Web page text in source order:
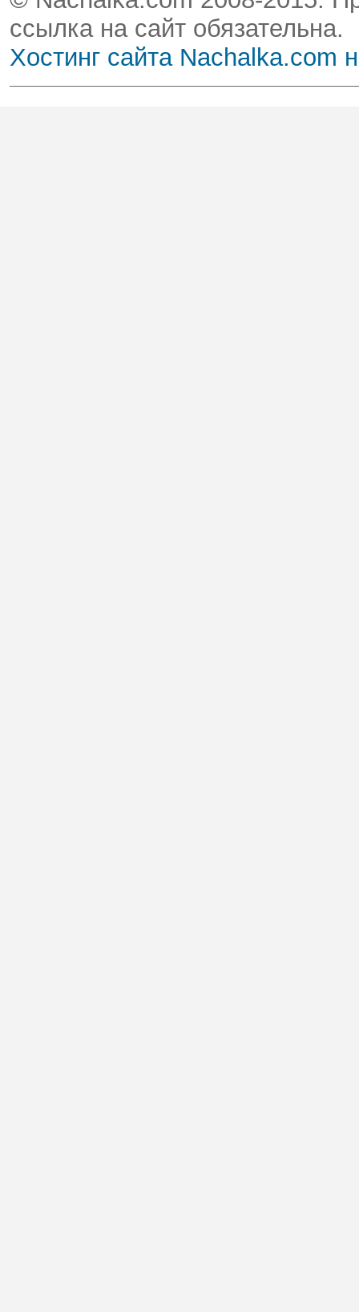
ссылка на сайт обязательна.
Хостинг сайта Nachalka.com